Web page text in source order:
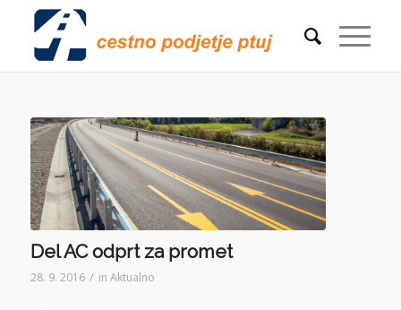
Del AC odprt za promet
28. 9. 2016 / in Aktualno